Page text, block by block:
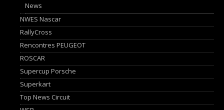
News
NWES Nascar
RallyCross
Rencontres PEUGEOT
ROSCAR
Supercup Porsche
Superkart
Top News Circuit